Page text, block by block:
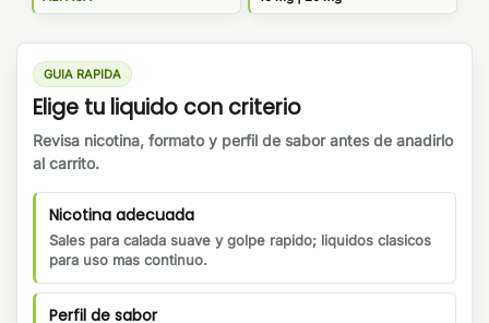
GUIA RAPIDA
Elige tu liquido con criterio
Revisa nicotina, formato y perfil de sabor antes de anadirlo
al carrito.
Nicotina adecuada
Sales para calada suave y golpe rapido; liquidos clasicos
para uso mas continuo.
Perfil de sabor